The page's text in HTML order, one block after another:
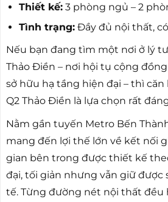
Thiết kế:3 phòng ngủ – 2
Tình trạng:Đầy đủ nội thất,
Nếu bạn đang tìm một nơi ở lý
Thảo Điền – nơi hội tụ cộng
sở hữu hạ tầng hiện đại – thì
Q2 Thảo Điền là lựa chọn rất
Nằm gần tuyến Metro Bến
mang đến lợi thế lớn về kết nối
gian bên trong được thiết kế
đại, tối giản nhưng vẫn giữ được
tế. Từng đường nét nội thất đều